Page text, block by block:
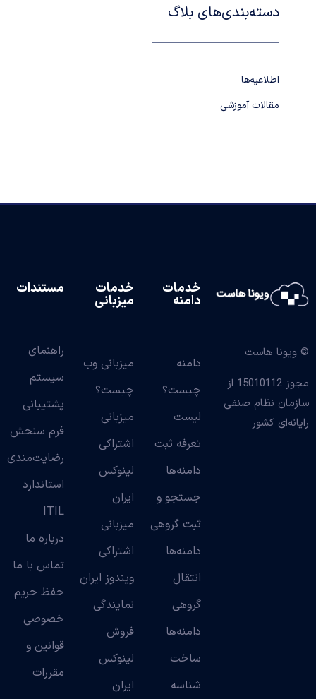
دسته‌بندی‌های بلاگ
اطلاعیه‌ها
مقالات آموزشی
© ویونا هاست
مجوز 15010112 از
سازمان نظام صنفی
رایانه‌ای کشور
خدمات
دامنه
دامنه
چیست؟
لیست
تعرفه ثبت
دامنه‌ها
جستجو و
ثبت گروهی
دامنه‌ها
انتقال
گروهی
دامنه‌ها
ساخت
شناسه
خدمات
میزبانی
میزبانی وب
چیست؟
میزبانی
اشتراکی
لینوکس
ایران
میزبانی
اشتراکی
ویندوز ایران
نمایندگی
فروش
لینوکس
ایران
مستندات
راهنمای
سیستم
پشتیبانی
فرم سنجش
رضایت‌مندی
استاندارد
ITIL
درباره ما
تماس با ما
حفظ حریم
خصوصی
قوانین و
مقررات